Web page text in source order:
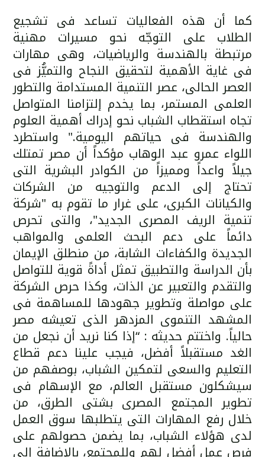
كما أن هذه الفعاليات تساعد فى تشجيع
الطلاب على التوجّه نحو مسيرات مهنية
مرتبطة بالهندسة والرياضيات، وهى مهارات
فى غاية الأهمية لتحقيق النجاح والتميُّز فى
العصر الحالى، عصر التنمية المستدامة والتطور
العلمى المستمر، بما يخدم إلتزامنا المتواصل
تجاه استقطاب الشباب نحو إدراك أهمية العلوم
والهندسة فى حياتهم اليومية." واستطرد
اللواء عمرو عبد الوهاب مؤكداً أن مصر تمتلك
جيلاً واعداً ومميزاً من الكوادر البشرية التى
تحتاج إلى الدعم والتوجيه من الشركات
والكيانات الكبرى، على غرار ما تقوم به "شركة
تنمية الريف المصرى الجديد"، والتى تحرص
دائماً على دعم البحث العلمى والمواهب
الجديدة والكفاءات الشابة، من منطلق الإيمان
بأن الدراسة والتطبيق تمثل أداةً قوية للتواصل
والتقدم والتعبير عن الذات، وكذا حرص الشركة
على مواصلة وتطوير جهودها للمساهمة فى
المشهد التنموى المزدهر الذى تعيشه مصر
حالياً. واختتم حديثه : “إذا كنا نريد أن نجعل من
الغد مستقبلاً أفضل، فيجب علينا دعم قطاع
التعليم والسعى لتمكين الشباب، بوصفهم من
سيشكلون مستقبل العالم، مع الإسهام فى
تطوير المجتمع المصرى بشتى الطرق، من
خلال رفع المهارات التى يتطلبها سوق العمل
لدى هؤلاء الشباب، بما يضمن حصولهم على
فرص عمل أفضل لهم وللمجتمع، بالإضافة إلى